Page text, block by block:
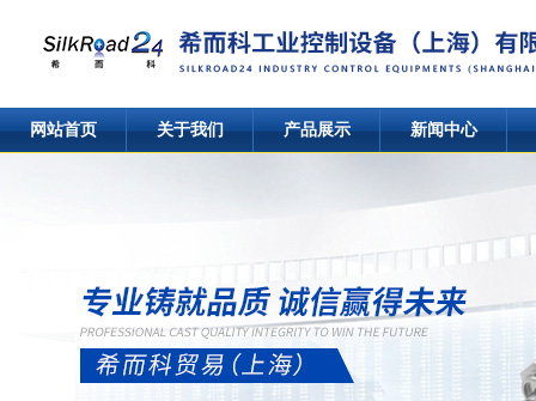
网站首页 关于我们 产品展示 新闻中心